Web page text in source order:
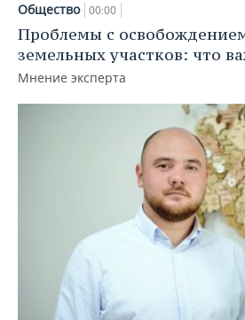
Общество 00:00
Проблемы с
земельных участков: что
Мнение эксперта